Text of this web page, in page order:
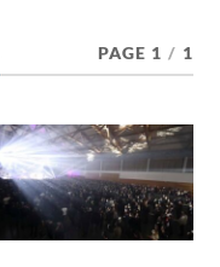
PAGE 1 / 1